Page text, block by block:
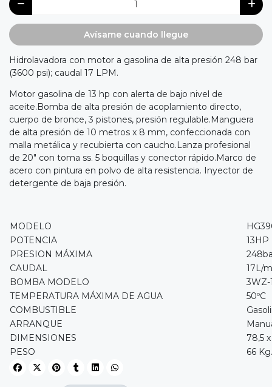
Avísame cuando llegue
Hidrolavadora con motor a gasolina de alta presión 248 bar
(3600 psi); caudal 17 LPM.
Motor gasolina de 13 hp con alerta de bajo nivel de
aceite.Bomba de alta presión de acoplamiento directo,
cuerpo de bronce, 3 pistones, presión regulable.Manguera
de alta presión de 10 metros x 8 mm, confeccionada con
malla metálica y recubierta con caucho.Lanza profesional
de 20" con toma ss. 5 boquillas y conector rápido.Marco de
acero con pintura en polvo de alta resistencia. Inyector de
detergente de baja presión.
MODELO
POTENCIA
13HP
PRESION MÁXIMA
CAUDAL
17L/
BOMBA MODELO
3WZ-
TEMPERATURA MÁXIMA DE AGUA
50ºC
COMBUSTIBLE
ARRANQUE
DIMENSIONES
78,5
PESO
66 Kg.